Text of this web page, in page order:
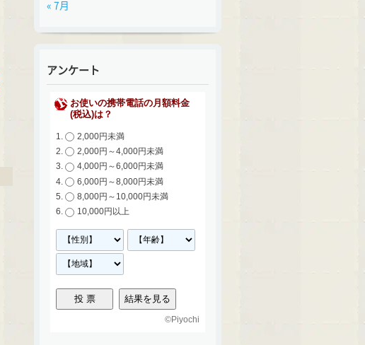
« 7月
アンケート
お使いの携帯電話の月額料金
(税込)は？
2,000円未満
2,000円～4,000円未満
4,000円～6,000円未満
6,000円～8,000円未満
8,000円～10,000円未満
10,000円以上
©Piyochi